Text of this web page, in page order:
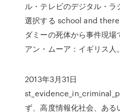
ル・テレビのデジタル・
選択する school and
ダミーの死体から事件現場
アン・ムーア：イギリス人
2013年3月31日
ず、高度情報化社会、ある